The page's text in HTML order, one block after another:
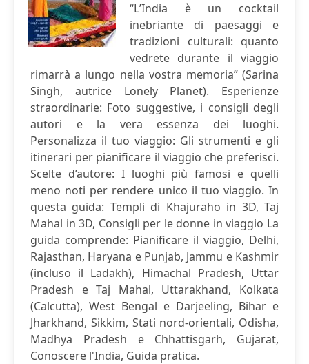
“LʼIndia è un cocktail
inebriante di paesaggi e
tradizioni culturali: quanto
vedrete durante il viaggio
rimarrà a lungo nella vostra memoria” (Sarina
Singh, autrice Lonely Planet). Esperienze
straordinarie: Foto suggestive, i consigli degli
autori e la vera essenza dei luoghi.
Personalizza il tuo viaggio: Gli strumenti e gli
itinerari per pianificare il viaggio che preferisci.
Scelte d’autore: I luoghi più famosi e quelli
meno noti per rendere unico il tuo viaggio. In
questa guida: Templi di Khajuraho in 3D, Taj
Mahal in 3D, Consigli per le donne in viaggio La
guida comprende: Pianificare il viaggio, Delhi,
Rajasthan, Haryana e Punjab, Jammu e Kashmir
(incluso il Ladakh), Himachal Pradesh, Uttar
Pradesh e Taj Mahal, Uttarakhand, Kolkata
(Calcutta), West Bengal e Darjeeling, Bihar e
Jharkhand, Sikkim, Stati nord-orientali, Odisha,
Madhya Pradesh e Chhattisgarh, Gujarat,
Conoscere l'India, Guida pratica.